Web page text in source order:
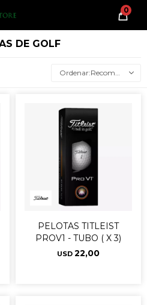
0
DE GOLF
Recomendados
PELOTAS TITLEIST
PROV1 - TUBO ( X 3)
USD 22,00